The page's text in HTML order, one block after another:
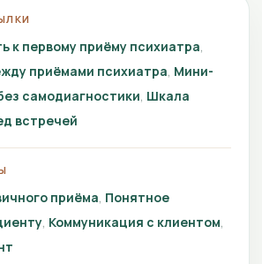
к первому приёму психиатра
приёмами психиатра Мини-
самодиагностики Шкала
встречей
приёма Понятное
Коммуникация с клиентом